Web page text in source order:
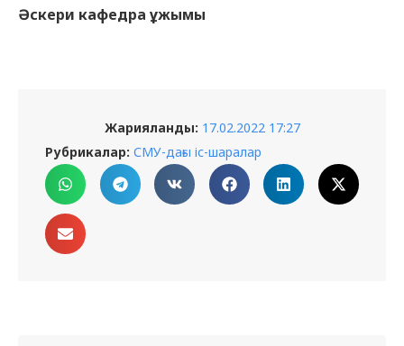
Әскери кафедра ұжымы
Жарияланды: 17.02.2022 17:27
Рубрикалар: СМУ-дағы іс-шаралар